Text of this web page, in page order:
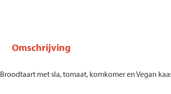
Omschrijving
Broodtaart met sla, tomaat, komkomer en Vegan